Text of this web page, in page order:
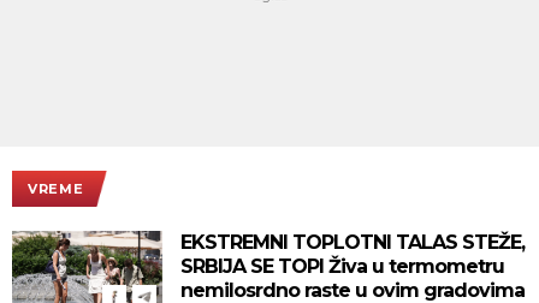
VREME
EKSTREMNI TOPLOTNI TALAS STEŽE,
SRBIJA SE TOPI Živa u termometru
nemilosrdno raste u ovim gradovima